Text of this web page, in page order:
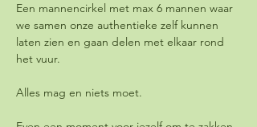
Een mannencirkel met max 6 mannen waar
we samen onze authentieke zelf kunnen
laten zien en gaan delen met elkaar rond
het vuur.
Alles mag en niets moet.